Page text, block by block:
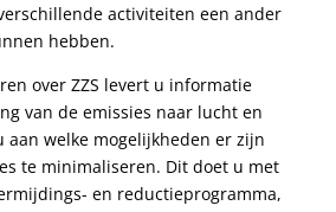
activiteiten een ander
hebben.
over ZZS levert u informatie
van de emissies naar lucht en
aan welke mogelijkheden er zijn
te minimaliseren. Dit doet u met
en reductieprogramma,